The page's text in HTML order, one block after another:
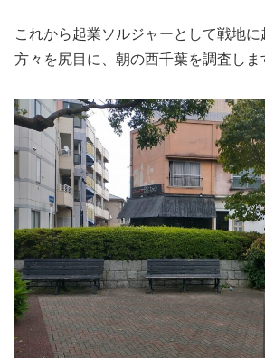
これから起業ソルジャーとして戦地
方々を尻目に、朝の西千葉を調査しま